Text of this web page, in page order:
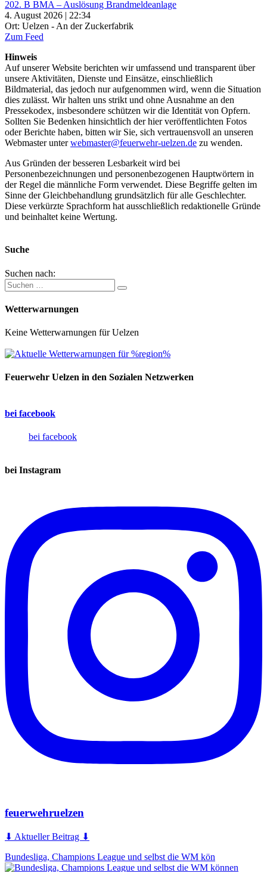
202. B BMA – Auslösung Brandmeldeanlage
4. August 2026 | 22:34
Ort: Uelzen - An der Zuckerfabrik
Zum Feed
Hinweis
Auf unserer Website berichten wir umfassend und transparent über
unsere Aktivitäten, Dienste und Einsätze, einschließlich
Bildmaterial, das jedoch nur aufgenommen wird, wenn die Situation
dies zulässt. Wir halten uns strikt und ohne Ausnahme an den
Pressekodex, insbesondere schützen wir die Identität von Opfern.
Sollten Sie Bedenken hinsichtlich der hier veröffentlichten Fotos
oder Berichte haben, bitten wir Sie, sich vertrauensvoll an unseren
Webmaster unterwebmaster@feuerwehr-uelzen.de zu wenden.
Aus Gründen der besseren Lesbarkeit wird bei
Personenbezeichnungen und personenbezogenen Hauptwörtern in
der Regel die männliche Form verwendet. Diese Begriffe gelten im
Sinne der Gleichbehandlung grundsätzlich für alle Geschlechter.
Diese verkürzte Sprachform hat ausschließlich redaktionelle Gründe
und beinhaltet keine Wertung.
Suche
Suchen nach:
Wetterwarnungen
Keine Wetterwarnungen für Uelzen
Feuerwehr Uelzen in den Sozialen Netzwerken
bei facebook
bei facebook
bei Instagram
feuerwehruelzen
⬇ Aktueller Beitrag ⬇
Bundesliga, Champions League und selbst die WM kön